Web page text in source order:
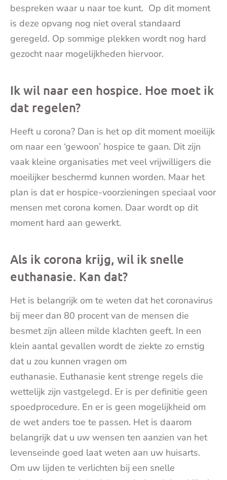
bespreken waar u naar toe kunt. Op dit moment
is deze opvang nog niet overal standaard
geregeld. Op sommige plekken wordt nog hard
gezocht naar mogelijkheden hiervoor.
Ik wil naar een hospice. Hoe moet ik
dat regelen?
Heeft u corona? Dan is het op dit moment moeilijk
om naar een ‘gewoon’ hospice te gaan. Dit zijn
vaak kleine organisaties met veel vrijwilligers die
moeilijker beschermd kunnen worden. Maar het
plan is dat er hospice-voorzieningen speciaal voor
mensen met corona komen. Daar wordt op dit
moment hard aan gewerkt.
Als ik corona krijg, wil ik snelle
euthanasie. Kan dat?
Het is belangrijk om te weten dat het coronavirus
bij meer dan 80 procent van de mensen die
besmet zijn alleen milde klachten geeft. In een
klein aantal gevallen wordt de ziekte zo ernstig
dat u zou kunnen vragen om
euthanasie. Euthanasie kent strenge regels die
wettelijk zijn vastgelegd. Er is per definitie geen
spoedprocedure. En er is geen mogelijkheid om
de wet anders toe te passen. Het is daarom
belangrijk dat u uw wensen ten aanzien van het
levenseinde goed laat weten aan uw huisarts.
Om uw lijden te verlichten bij een snelle